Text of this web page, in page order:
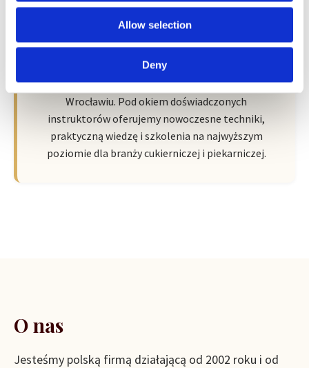
Allow selection
Deny
Wroclaw Academy of Baker Arts by
Sempre
Nowa przestrzeń pełna pasji, wiedzy i inspiracji we
Wrocławiu. Pod okiem doświadczonych
instruktorów oferujemy nowoczesne techniki,
praktyczną wiedzę i szkolenia na najwyższym
poziomie dla branży cukierniczej i piekarniczej.
O nas
Jesteśmy polską firmą działającą od 2002 roku i od